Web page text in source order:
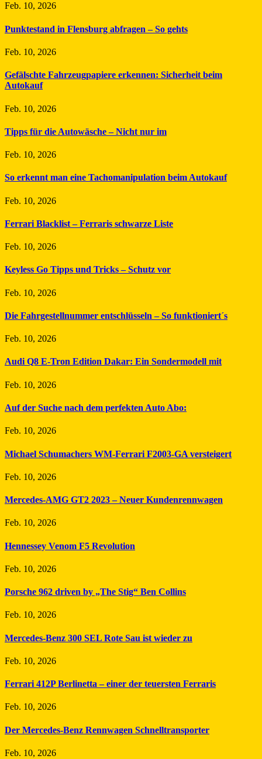
Feb. 10, 2026
Punktestand in Flensburg abfragen – So gehts
Feb. 10, 2026
Gefälschte Fahrzeugpapiere erkennen: Sicherheit beim
Autokauf
Feb. 10, 2026
Tipps für die Autowäsche – Nicht nur im
Feb. 10, 2026
So erkennt man eine Tachomanipulation beim Autokauf
Feb. 10, 2026
Ferrari Blacklist – Ferraris schwarze Liste
Feb. 10, 2026
Keyless Go Tipps und Tricks – Schutz vor
Feb. 10, 2026
Die Fahrgestellnummer entschlüsseln – So funktioniert´s
Feb. 10, 2026
Audi Q8 E-Tron Edition Dakar: Ein Sondermodell mit
Feb. 10, 2026
Auf der Suche nach dem perfekten Auto Abo:
Feb. 10, 2026
Michael Schumachers WM-Ferrari F2003-GA versteigert
Feb. 10, 2026
Mercedes-AMG GT2 2023 – Neuer Kundenrennwagen
Feb. 10, 2026
Hennessey Venom F5 Revolution
Feb. 10, 2026
Porsche 962 driven by „The Stig“ Ben Collins
Feb. 10, 2026
Mercedes-Benz 300 SEL Rote Sau ist wieder zu
Feb. 10, 2026
Ferrari 412P Berlinetta – einer der teuersten Ferraris
Feb. 10, 2026
Der Mercedes-Benz Rennwagen Schnelltransporter
Feb. 10, 2026